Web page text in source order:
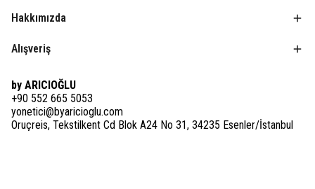
Hakkımızda
Alışveriş
by ARICIOĞLU
+90 552 665 5053
yonetici@byaricioglu.com
Oruçreis, Tekstilkent Cd Blok A24 No 31, 34235 Esenler/İstanbul